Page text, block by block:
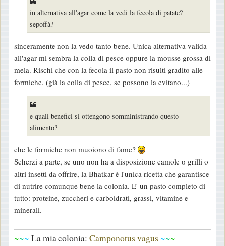
g
i
o
in alternativa all'agar come la vedi la fecola di patate?
sepoffà?
sinceramente non la vedo tanto bene. Unica alternativa valida
all'agar mi sembra la colla di pesce oppure la mousse grossa di
mela. Rischi che con la fecola il pasto non risulti gradito alle
formiche. (già la colla di pesce, se possono la evitano...)
e quali benefici si ottengono somministrando questo
alimento?
che le formiche non muoiono di fame?
Scherzi a parte, se uno non ha a disposizione camole o grilli o
altri insetti da offrire, la Bhatkar è l'unica ricetta che garantisce
di nutrire comunque bene la colonia. E' un pasto completo di
tutto: proteine, zuccheri e carboidrati, grassi, vitamine e
minerali.
~~~ La mia colonia: Camponotus vagus ~~~